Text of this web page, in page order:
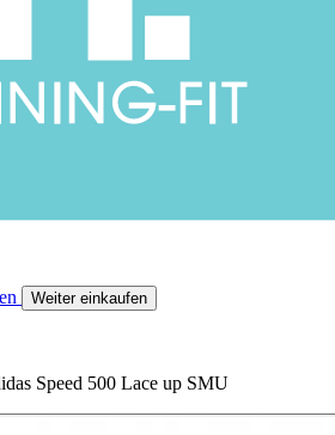
Weiter einkaufen
Speed 500 Lace up SMU